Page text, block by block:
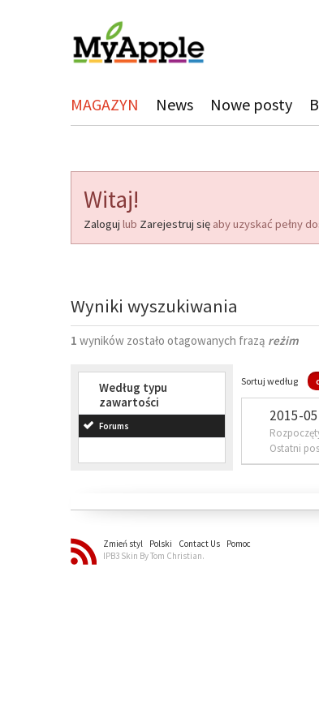
MAGAZYN News Nowe posty
Witaj!
Zaloguj lub Zarejestruj się aby uzyskać pełny
Wyniki wyszukiwania
1 wyników zostało otagowanych frazą reżim
Według typu
zawartości
Forums
Sortuj według
2015-
Ostatni
Zmień styl Polski Contact Us
Pomoc
IPB3 Skin By Tom Christian.